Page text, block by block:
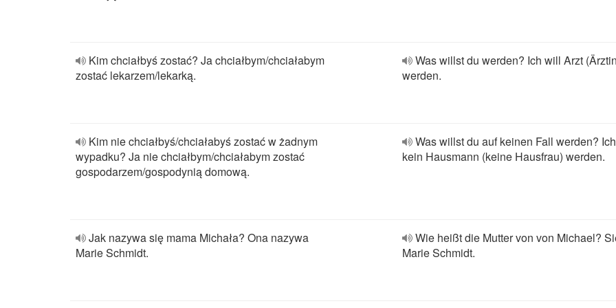
Kim chciałbyś zostać? Ja chciałbym/chciałabym
zostać lekarzem/lekarką.
Was willst du werden? Ich will Arzt
werden.
Kim nie chciałbyś/chciałabyś zostać w żadnym
wypadku? Ja nie chciałbym/chciałabym zostać
gospodarzem/gospodynią domową.
Was willst du auf keinen Fall werden?
kein Hausmann (keine Hausfrau) werden.
Jak nazywa się mama Michała? Ona nazywa
Marie Schmidt.
Wie heißt die Mutter von von Michael?
Marie Schmidt.